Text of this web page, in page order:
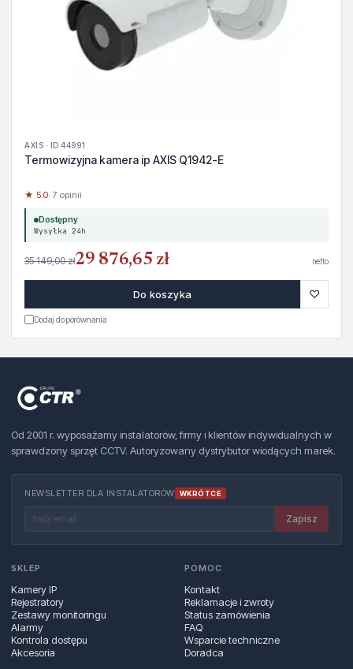
AXIS · ID 44991
Termowizyjna kamera ip AXIS Q1942-E
★ 5.0· 7 opinii
Dostępny
Wysyłka 24h
35 149,00 zł29 876,65 zł netto
Do koszyka ♡
Dodaj do porównania
Od 2001 r. wyposażamy instalatorów, firmy i klientów indywidualnych w
sprawdzony sprzęt CCTV. Autoryzowany dystrybutor wiodących marek.
NEWSLETTER DLA INSTALATORÓW WKRÓTCE
Zapisz
SKLEP
Kamery IP
Rejestratory
Zestawy monitoringu
Alarmy
Kontrola dostępu
Akcesoria
POMOC
Kontakt
Reklamacje i zwroty
Status zamówienia
FAQ
Wsparcie techniczne
Doradca